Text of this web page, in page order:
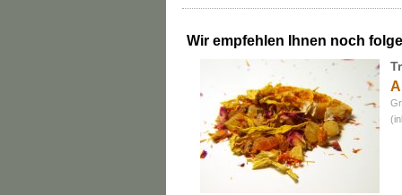
Wir empfehlen Ihnen noch